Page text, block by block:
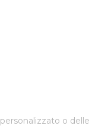
o delle